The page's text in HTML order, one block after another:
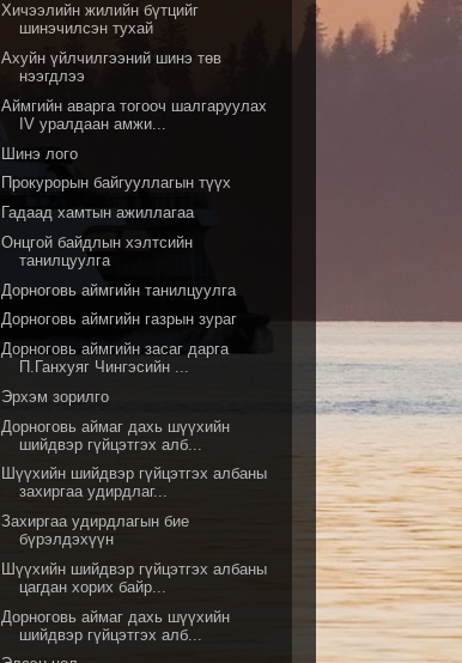
Хичээлийн жилийн бүтцийг
шинэчилсэн тухай
Ахуйн үйлчилгээний шинэ төв
нээгдлээ
Аймгийн аварга тогооч шалгаруулах
IV уралдаан амжи...
Шинэ лого
Прокурорын байгууллагын түүх
Гадаад хамтын ажиллагаа
Онцгой байдлын хэлтсийн
танилцуулга
Дорноговь аймгийн танилцуулга
Дорноговь аймгийн газрын зураг
Дорноговь аймгийн засаг дарга
П.Ганхуяг Чингэсийн ...
Эрхэм зорилго
Дорноговь аймаг дахь шүүхийн
шийдвэр гүйцэтгэх алб...
Шүүхийн шийдвэр гүйцэтгэх албаны
захиргаа удирдлаг...
Захиргаа удирдлагын бие
бүрэлдэхүүн
Шүүхийн шийдвэр гүйцэтгэх албаны
цагдан хорих байр...
Дорноговь аймаг дахь шүүхийн
шийдвэр гүйцэтгэх алб...